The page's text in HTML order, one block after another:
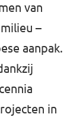
van
–
aanpak.
in